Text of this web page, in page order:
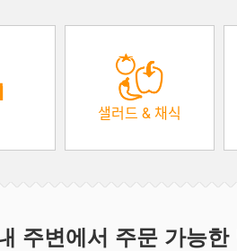
샐러드 & 채식
주변에서 주문 가능